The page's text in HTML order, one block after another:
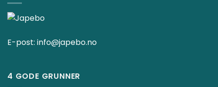
E-post: info@japebo.no
4 GODE GRUNNER